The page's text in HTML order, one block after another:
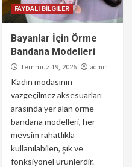
FAYDALI BİLGİLER
Bayanlar İçin Örme
Bandana Modelleri
Temmuz 19, 2026 admin
Kadın modasının
vazgeçilmez aksesuarları
arasında yer alan örme
bandana modelleri, her
mevsim rahatlıkla
kullanılabilen, şık ve
fonksiyonel ürünlerdir.